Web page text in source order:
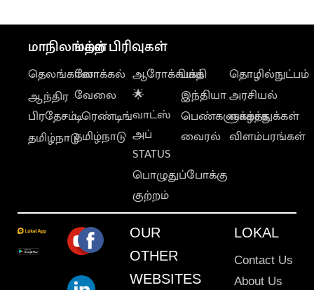
மாநிலங்கள்
தெலங்கானா
ஆந்திர
பிரதேசம்
தமிழ்நாடு
மற்ற பிரிவுகள்
லோக்கல்
வேலை
டிரெண்டிங்
தமிழ்நாடு
ஆரோக்கியம்
🌟
வாட்ஸ்
அப்
STATUS
பொழுதுப்போக்கு
குற்றம்
பக்தி
இந்தியா
பெண்களுக்காக
வைரல்
தொழில்நுட்பம்
அரசியல்
வாழ்த்துக்கள்
விளம்பரங்கள்
OUR
OTHER
WEBSITES
LOKAL
Contact Us
About Us